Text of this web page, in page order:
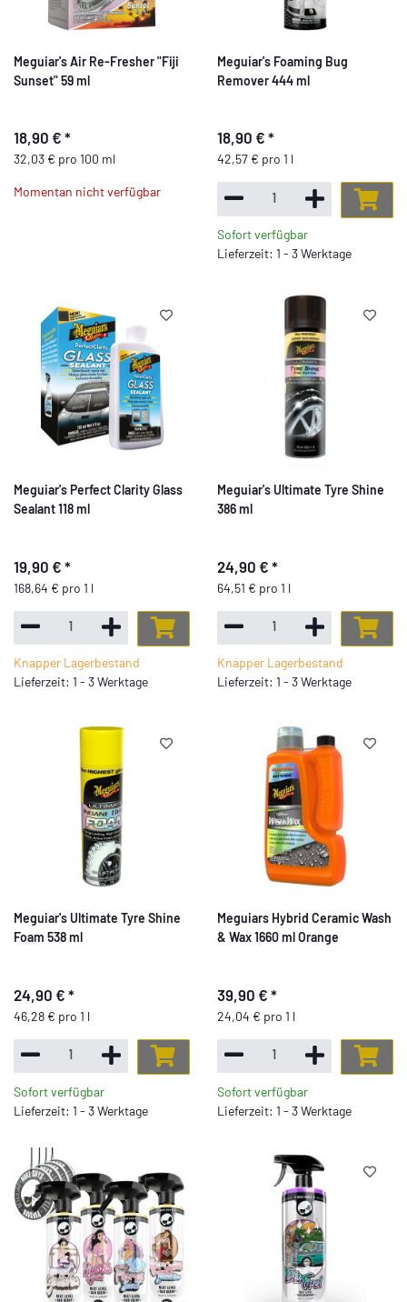
Meguiar's Air Re-Fresher "Fiji
Sunset" 59 ml
18,90 € *
32,03 € pro 100 ml
Momentan nicht verfügbar
Meguiar's Foaming Bug
Remover 444 ml
18,90 € *
42,57 € pro 1 l
Sofort verfügbar
Lieferzeit: 1 - 3 Werktage
Meguiar's Perfect Clarity Glass
Sealant 118 ml
19,90 € *
168,64 € pro 1 l
Knapper Lagerbestand
Lieferzeit: 1 - 3 Werktage
Meguiar's Ultimate Tyre Shine
386 ml
24,90 € *
64,51 € pro 1 l
Knapper Lagerbestand
Lieferzeit: 1 - 3 Werktage
Meguiar's Ultimate Tyre Shine
Foam 538 ml
24,90 € *
46,28 € pro 1 l
Sofort verfügbar
Lieferzeit: 1 - 3 Werktage
Meguiars Hybrid Ceramic Wash
& Wax 1660 ml Orange
39,90 € *
24,04 € pro 1 l
Sofort verfügbar
Lieferzeit: 1 - 3 Werktage